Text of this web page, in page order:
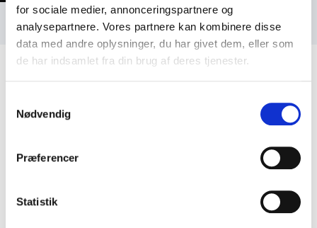
for sociale medier, annonceringspartnere og
analysepartnere. Vores partnere kan kombinere disse
data med andre oplysninger, du har givet dem, eller som
de har indsamlet fra din brug af deres tjenester.
Nødvendig
Præferencer
Statistik
Foto: Tom McKenzie
Kundeanmeldelser
5ud afEn stor tak til Mia for et yderst vellykket og
professionelt foredrag. Hun var nærværende fra